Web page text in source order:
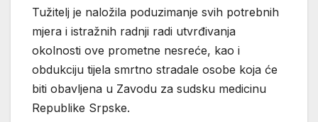
Tužitelj je naložila poduzimanje svih potrebnih
mjera i istražnih radnji radi utvrđivanja
okolnosti ove prometne nesreće, kao i
obdukciju tijela smrtno stradale osobe koja će
biti obavljena u Zavodu za sudsku medicinu
Republike Srpske.